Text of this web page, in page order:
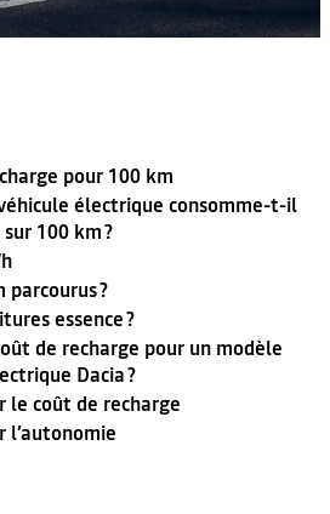
pour 100 km
électrique consomme-t-il
sur 100 km ?
?
essence ?
de recharge pour un modèle
Dacia ?
le coût de recharge
l’autonomie